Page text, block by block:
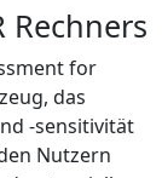
Rechners
for
das
-sensitivität
Nutzern